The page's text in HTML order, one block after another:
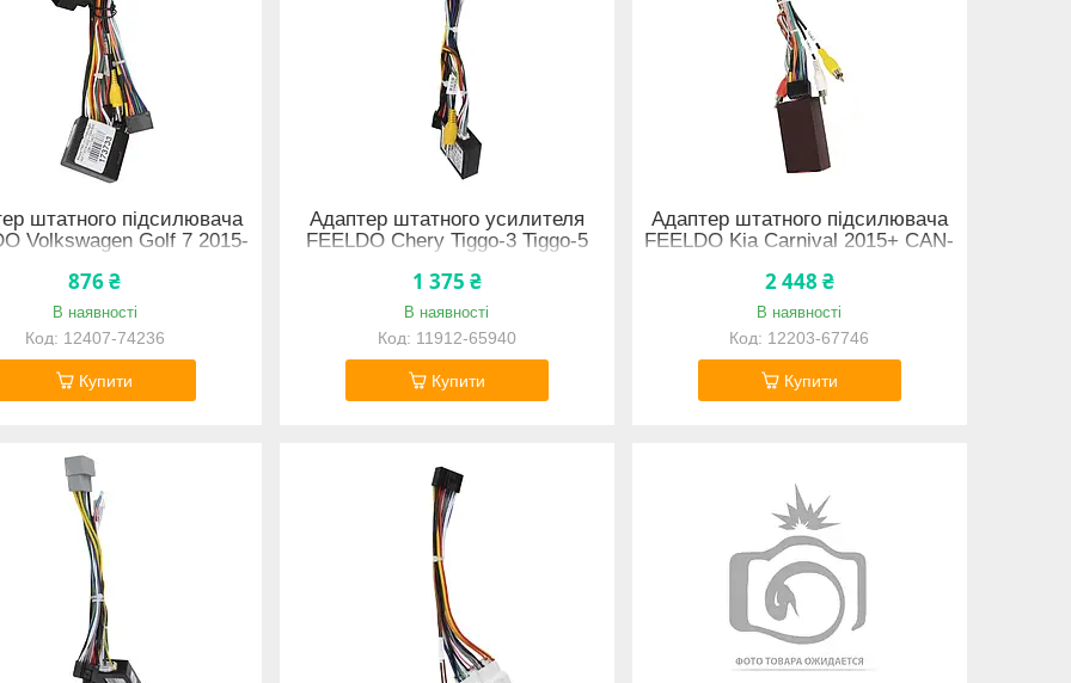
штатного підсилювача
Volkswagen Golf 7 2015-
876 ₴
В наявності
12407-74236
Купити
Адаптер штатного усилителя
FEELDO Chery Tiggo-3 Tiggo-5
(7507)
1 375 ₴
В наявності
11912-65940
Купити
Адаптер штатного підсилювача
FEELDO Kia Carnival 2015+ CAN-
2 448 ₴
В наявності
12203-67746
Купити